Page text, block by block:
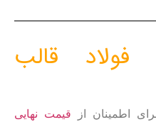
فولاد قالب
اطمینان از قیمت نهایی